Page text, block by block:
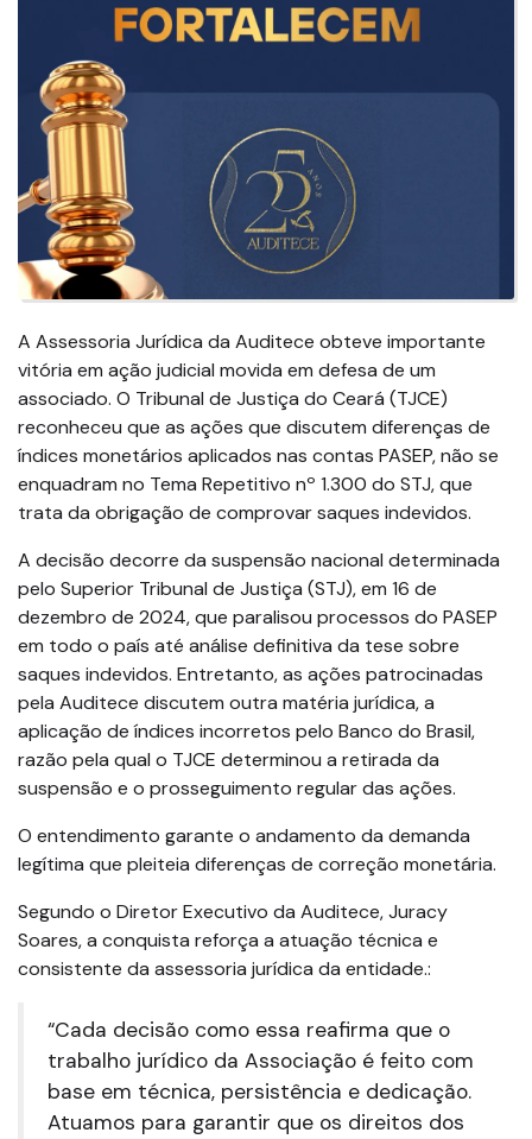
A Assessoria Jurídica da Auditece obteve importante
vitória em ação judicial movida em defesa de um
associado. O Tribunal de Justiça do Ceará (TJCE)
reconheceu que as ações que discutem diferenças de
índices monetários aplicados nas contas PASEP, não se
enquadram no Tema Repetitivo nº 1.300 do STJ, que
trata da obrigação de comprovar saques indevidos.
A decisão decorre da suspensão nacional determinada
pelo Superior Tribunal de Justiça (STJ), em 16 de
dezembro de 2024, que paralisou processos do PASEP
em todo o país até análise definitiva da tese sobre
saques indevidos. Entretanto, as ações patrocinadas
pela Auditece discutem outra matéria jurídica, a
aplicação de índices incorretos pelo Banco do Brasil,
razão pela qual o TJCE determinou a retirada da
suspensão e o prosseguimento regular das ações.
O entendimento garante o andamento da demanda
legítima que pleiteia diferenças de correção monetária.
Segundo o Diretor Executivo da Auditece, Juracy
Soares, a conquista reforça a atuação técnica e
consistente da assessoria jurídica da entidade.:
“Cada decisão como essa reafirma que o
trabalho jurídico da Associação é feito com
base em técnica, persistência e dedicação.
Atuamos para garantir que os direitos dos